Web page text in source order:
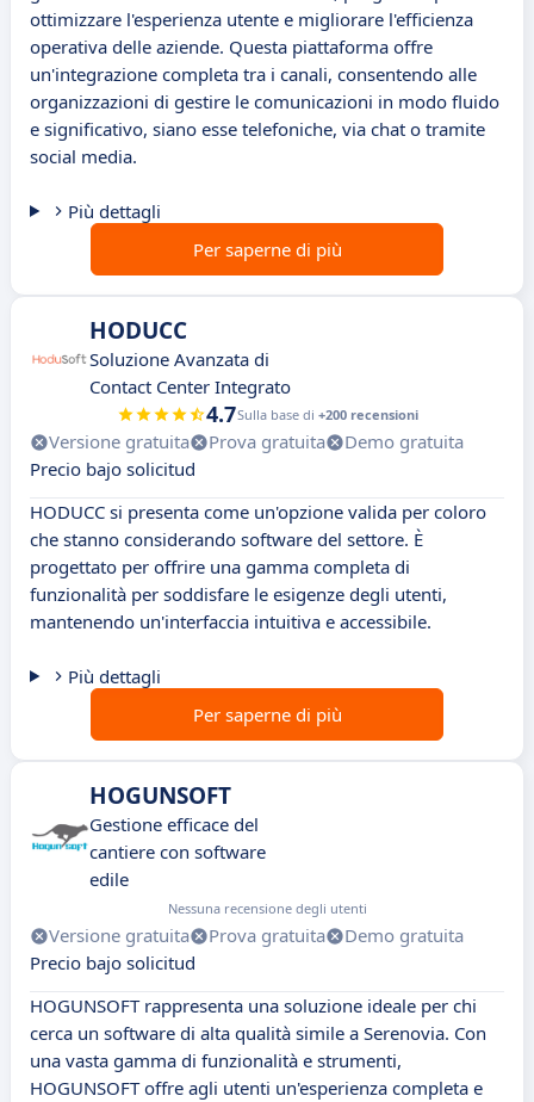
ottimizzare l'esperienza utente e migliorare l'efficienza
operativa delle aziende. Questa piattaforma offre
un'integrazione completa tra i canali, consentendo alle
organizzazioni di gestire le comunicazioni in modo fluido
e significativo, siano esse telefoniche, via chat o tramite
social media.
Più dettagli
Per saperne di più
HODUCC
Soluzione Avanzata di
Contact Center Integrato
4.7Sulla base di +200 recensioni
Versione gratuita Prova gratuita
Demo gratuita
Precio bajo solicitud
HODUCC si presenta come un'opzione valida per coloro
che stanno considerando software del settore. È
progettato per offrire una gamma completa di
funzionalità per soddisfare le esigenze degli utenti,
mantenendo un'interfaccia intuitiva e accessibile.
Più dettagli
Per saperne di più
HOGUNSOFT
Gestione efficace del
cantiere con software
edile
Nessuna recensione degli utenti
Versione gratuita Prova gratuita
Demo gratuita
Precio bajo solicitud
HOGUNSOFT rappresenta una soluzione ideale per chi
cerca un software di alta qualità simile a Serenovia. Con
una vasta gamma di funzionalità e strumenti,
HOGUNSOFT offre agli utenti un'esperienza completa e